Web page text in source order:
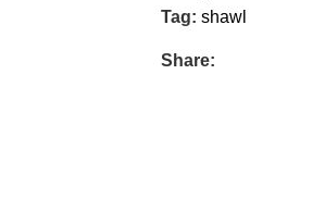
Tag: shawl
Share: